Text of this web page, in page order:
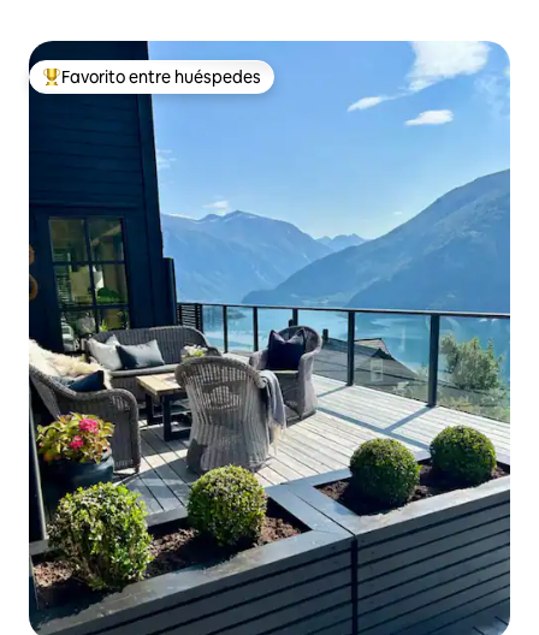
Favorito entre huéspedes preferido
Favorito entre huéspedes